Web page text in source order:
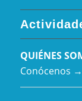
QUIÉNES
Conócenos →